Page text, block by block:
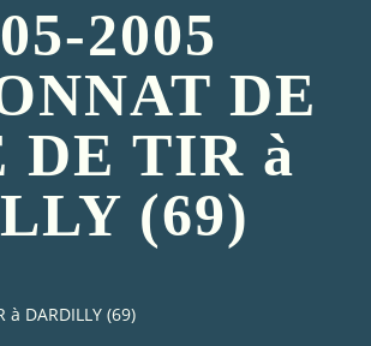
2005
DE
DE TIR à
(69)
à DARDILLY (69)